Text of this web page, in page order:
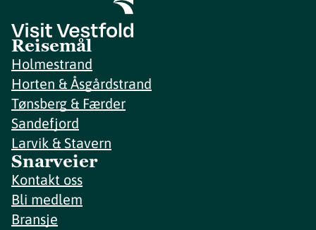
Reisemål
Holmestrand
Horten & Åsgårdstrand
Tønsberg & Færder
Sandefjord
Larvik & Stavern
Snarveier
Kontakt oss
Bli medlem
Bransje